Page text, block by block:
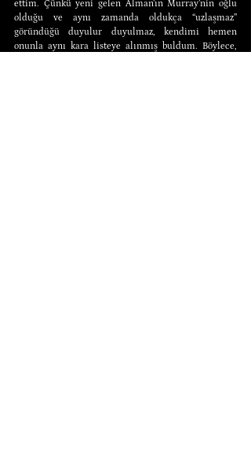
ettim. Çünkü yeni gelen Alman’ın Murray’nin oğlu
olduğu ve aynı zamanda oldukça “uzlaşmaz”
göründüğü duyulur duyulmaz, kendimi hemen
onunla aynı kara listeye alınmış buldum. Böylece,